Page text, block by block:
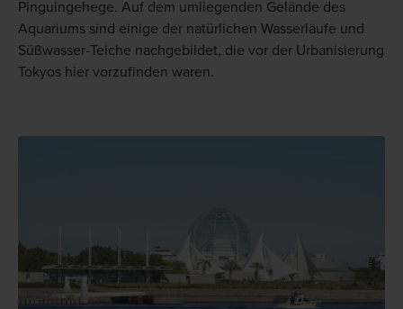
Pinguingehege. Auf dem umliegenden Gelände des
Aquariums sind einige der natürlichen Wasserläufe und
Süßwasser-Teiche nachgebildet, die vor der Urbanisierung
Tokyos hier vorzufinden waren.